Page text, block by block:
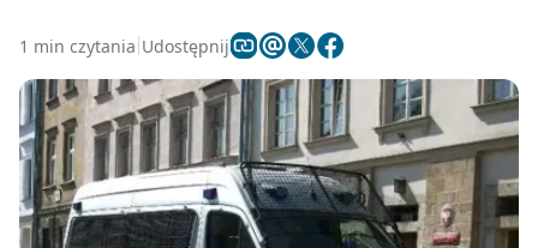
1 min czytania Udostępnij